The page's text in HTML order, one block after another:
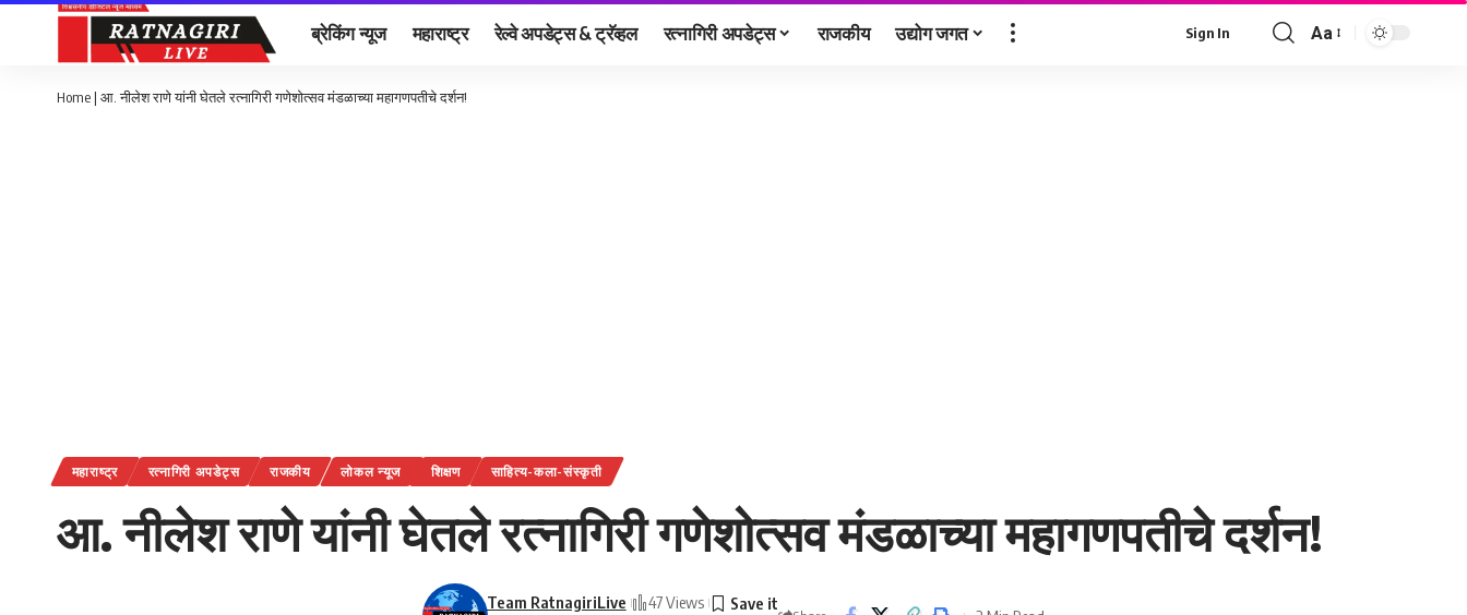
ब्रेकिंग न्यूज महाराष्ट्र रेल्वे अपडेट्स & ट्रॅव्हल रत्नागिरी अपडेट्स राजकीय उद्योग जगत Sign In
Font
Aa
Home | आ. नीलेश राणे यांनी घेतले रत्नागिरी गणेशोत्सव मंडळाच्या महागणपतीचे दर्शन!
महाराष्ट्र रत्नागिरी अपडेट्स राजकीय लोकल न्यूज शिक्षण साहित्य-कला-संस्कृती
आ. नीलेश राणे यांनी घेतले रत्नागिरी गणेशोत्सव मंडळाच्या महागणपतीचे दर्शन!
Team RatnagiriLive 47 Views